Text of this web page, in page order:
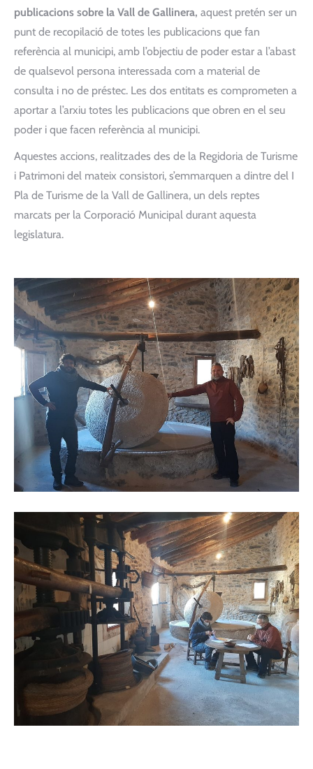
publicacions sobre la Vall de Gallinera, aquest pretén ser un
punt de recopilació de totes les publicacions que fan
referència al municipi, amb l’objectiu de poder estar a l’abast
de qualsevol persona interessada com a material de
consulta i no de préstec. Les dos entitats es comprometen a
aportar a l’arxiu totes les publicacions que obren en el seu
poder i que facen referència al municipi.
Aquestes accions, realitzades des de la Regidoria de Turisme
i Patrimoni del mateix consistori, s’emmarquen a dintre del I
Pla de Turisme de la Vall de Gallinera, un dels reptes
marcats per la Corporació Municipal durant aquesta
legislatura.